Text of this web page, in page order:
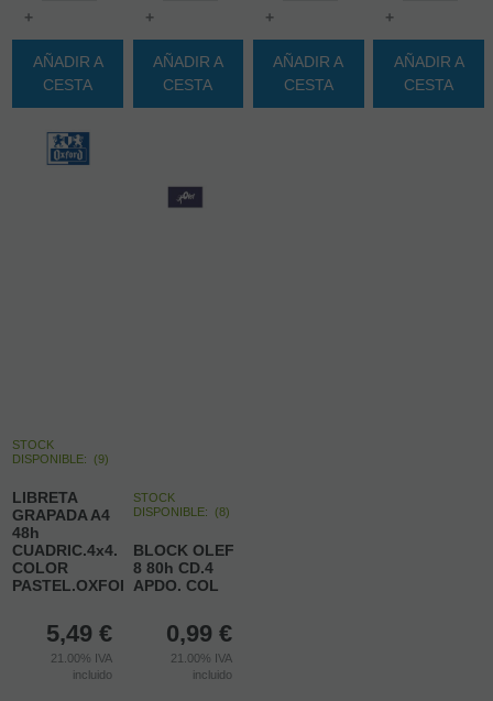
+
AÑADIR A
CESTA
+
AÑADIR A
CESTA
+
AÑADIR A
CESTA
+
AÑADIR A
CESTA
STOCK
DISPONIBLE: (9)
LIBRETA
GRAPADA A4
48h
CUADRIC.4x4.
COLOR
PASTEL.OXFORD.
5,49 €
21.00% IVA
incluido
STOCK
DISPONIBLE:
(8)
BLOCK OLEF
8 80h CD.4
APDO. COL
0,99 €
21.00% IVA
incluido